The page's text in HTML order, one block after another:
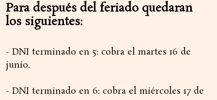
Para después del feriado quedaran
los siguientes:
- DNI terminado en 5: cobra el martes 16 de
junio.
- DNI terminado en 6: cobra el miércoles 17 de